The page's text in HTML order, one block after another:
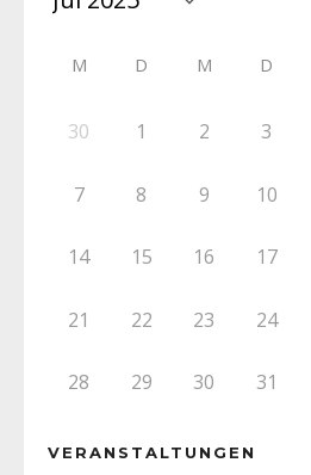
M D M D
30 1 2 3
7 8 9 10
14 15 16 17
21 22 23 24
28 29 30 31
VERANSTALTUNGEN